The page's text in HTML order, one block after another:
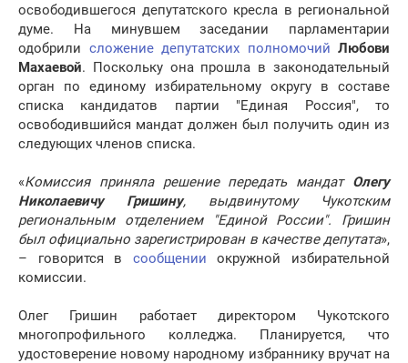
освободившегося депутатского кресла в региональной
думе. На минувшем заседании парламентарии
одобрили сложение депутатских полномочий Любови
Махаевой. Поскольку она прошла в законодательный
орган по единому избирательному округу в составе
списка кандидатов партии "Единая Россия", то
освободившийся мандат должен был получить один из
следующих членов списка.
«Комиссия приняла решение передать мандат Олегу
Николаевичу Гришину, выдвинутому Чукотским
региональным отделением "Единой России". Гришин
был официально зарегистрирован в качестве депутата»,
– говорится в сообщении окружной избирательной
комиссии.
Олег Гришин работает директором Чукотского
многопрофильного колледжа. Планируется, что
удостоверение новому народному избраннику вручат на